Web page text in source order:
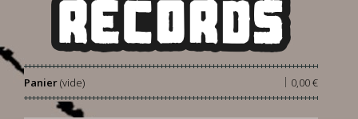
Panier 0,00 €
|
(vide)